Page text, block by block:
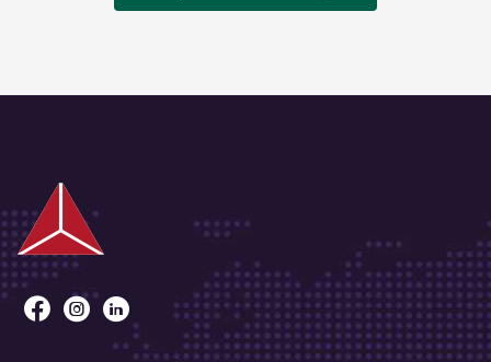
Facebook
Instagram
LinkedIn